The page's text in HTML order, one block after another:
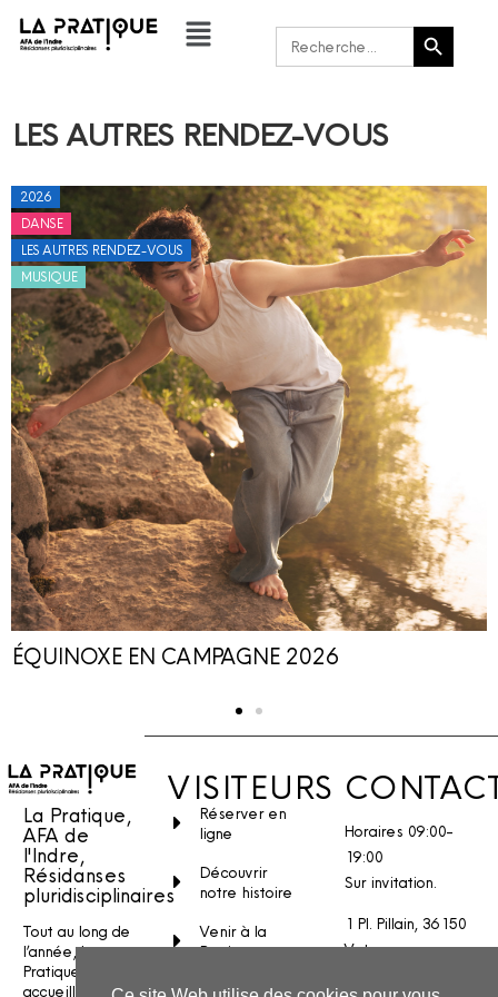
Rechercher : Bouton de recherche
LES AUTRES RENDEZ-VOUS
2026
DANSE
LES AUTRES RENDEZ-VOUS
MUSIQUE
ÉQUINOXE EN CAMPAGNE 2026
La Pratique,
AFA de
l'Indre,
Résidanses
pluridisciplinaires
Tout au long de
l’année, La
Pratique
accueille des
VISITEURS
Réserver en
ligne
Découvrir
notre histoire
Venir à la
Pratique
Stages et
Horaires 09:00-
19:00
Sur invitation.
1 Pl. Pillain, 36150
Vatan
Nous écrire